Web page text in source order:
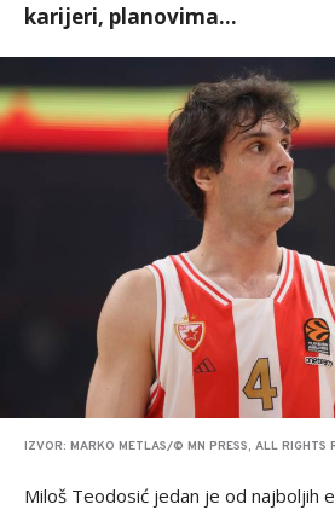
karijeri, planovima...
IZVOR: MARKO METLAS/© MN PRESS, ALL RIGHTS
Miloš Teodosić jedan je od najboljih